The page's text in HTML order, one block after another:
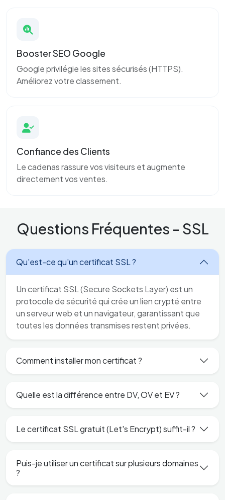
Booster SEO Google
Google privilégie les sites sécurisés (HTTPS).
Améliorez votre classement.
Confiance des Clients
Le cadenas rassure vos visiteurs et augmente
directement vos ventes.
Questions Fréquentes - SSL
Qu'est-ce qu'un certificat SSL ?
Un certificat SSL (Secure Sockets Layer) est un
protocole de sécurité qui crée un lien crypté entre
un serveur web et un navigateur, garantissant que
toutes les données transmises restent privées.
Comment installer mon certificat ?
Quelle est la différence entre DV, OV et EV ?
Le certificat SSL gratuit (Let's Encrypt) suffit-il ?
Puis-je utiliser un certificat sur plusieurs domaines
?